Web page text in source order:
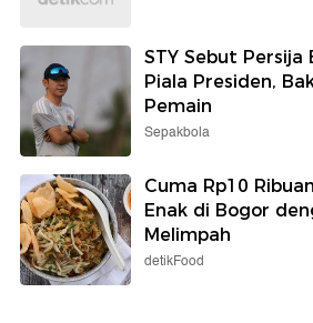
STY Sebut Persija
Piala Presiden,
Pemain
Sepakbola
Cuma Rp10
Enak di Bogor
Melimpah
detikFood